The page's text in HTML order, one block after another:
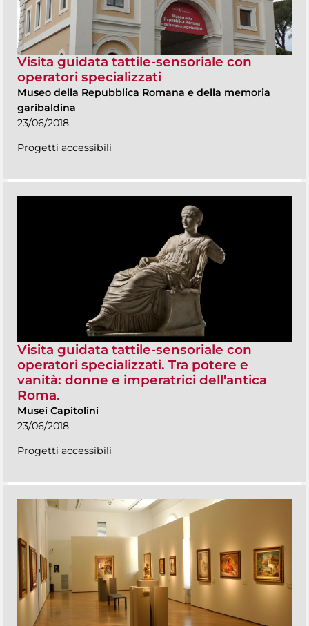
Visita guidata tattile-sensoriale con
operatori specializzati
Museo della Repubblica Romana e della memoria
garibaldina
23/06/2018
Progetti accessibili
Visita guidata tattile-sensoriale con
operatori specializzati. Tra potere e
vanità: donne e imperatrici dell'antica
Roma.
Musei Capitolini
23/06/2018
Progetti accessibili